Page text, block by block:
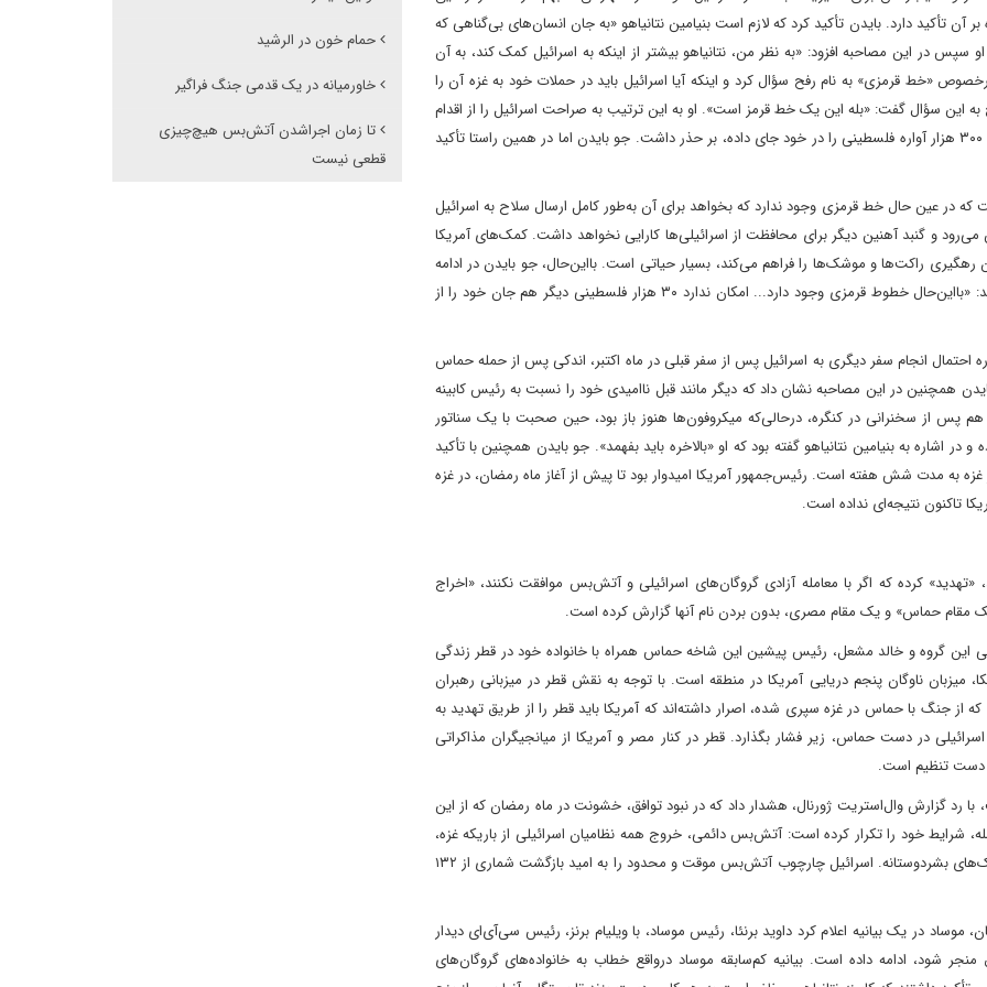
تأکید دارد. بایدن تأکید کرد که لازم است بنیامین نتانیاهو «به جان انسان‌های بی‌گناهی که
در این مصاحبه افزود: «به نظر من، نتانیاهو بیشتر از اینکه به اسرائیل کمک کند، به آن
«خط قرمزی» به نام رفح سؤال کرد و اینکه آیا اسرائیل باید در حملات خود به غزه آن را
خیر؟ رئیس‌جمهوری دموکرات ۸۱‌ساله در پاسخ به این سؤال گفت: «بله این یک خط قرمز است‌». او به این ترتیب به صراحت اسرائیل را از اقدام
نظامی در شهر رفح واقع در جنوب نوار غزه که دست‌کم یک‌میلیون‌و ۳۰۰ هزار آواره فلسطینی را در خود جای داده، بر حذر داشت. جو بایدن اما در همین راستا تأکید
که در عین حال خط قرمزی وجود ندارد که بخواهد برای آن به‌طور کامل ارسال سلاح به اسرائیل
می‌رود و گنبد آهنین دیگر برای محافظت از اسرائیلی‌ها کارایی نخواهد داشت. کمک‌های آمریکا
رهگیری راکت‌ها و موشک‌ها را فراهم می‌کند، بسیار حیاتی است. با‌این‌حال، جو بایدن در ادامه
سخنان خود به نحوه پیشرفت جنگ در غزه اشاره می‌کند و می‌گوید: «‌با‌این‌حال خطوط قرمزی وجود دارد... امکان ندارد ۳۰ هزار فلسطینی دیگر هم جان خود را از
انجام سفر دیگری به اسرائیل پس از سفر قبلی در ماه اکتبر، اندکی پس از حمله حماس‌
همچنین در این مصاحبه نشان داد که دیگر مانند قبل ناامیدی خود را نسبت به رئیس کابینه
پس از سخنرانی در کنگره، در‌حالی‌که میکروفون‌ها هنوز باز بود، حین صحبت با یک سناتور
اشاره به بنیامین نتانیاهو گفته بود که او «بالاخره باید بفهمد‌». جو بایدن همچنین با تأکید
به مدت شش هفته است. رئیس‌جمهور آمریکا امیدوار بود تا پیش از آغاز ماه رمضان، در غزه
تاکنون نتیجه‌ای نداده است.
کرده که اگر با معامله آزادی گروگان‌های اسرائیلی و آتش‌بس موافقت نکنند، «اخراج
مقام حماس» و یک مقام مصری، بدون بردن نام آنها گزارش کرده است.
این گروه و خالد مشعل، رئیس پیشین این شاخه حماس همراه با خانواده خود در قطر زندگی
میزبان ناوگان پنجم دریایی آمریکا در منطقه است. با توجه به نقش قطر در میزبانی رهبران
جنگ با حماس در غزه سپری شده، اصرار داشته‌اند که آمریکا باید قطر را از طریق تهدید به
در دست حماس، زیر فشار بگذارد. قطر در کنار مصر و آمریکا از میانجیگران مذاکراتی
دست تنظیم است.
رد گزارش وال‌استریت ژورنال، هشدار داد که در نبود توافق، خشونت در ماه رمضان که از این
خود را تکرار کرده است: آتش‌بس دائمی، خروج همه نظامیان اسرائیلی از باریکه غزه،
بازگشت تمامی آوارگان رانده‌شده از شمال این باریکه و افزایش کمک‌های بشردوستانه. اسرائیل چارچوب آتش‌بس موقت و محدود را به امید بازگشت‌ شماری از ۱۳۲
در یک بیانیه اعلام کرد داوید برنئا، رئیس موساد، با ویلیام برنز، رئیس سی‌آی‌ای دیدار
شود، ادامه داده است. بیانیه کم‌سابقه موساد در‌واقع خطاب به خانواده‌های گروگان‌های
حمام خون در الرشید
خاورمیانه در یک قدمی جنگ فراگیر
تا زمان اجراشدن آتش‌بس هیچ‌چیزی
قطعی نیست